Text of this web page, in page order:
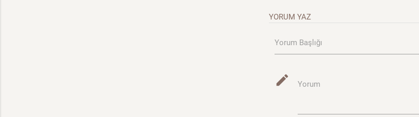
YORUM YAZ
Yorum Başlığı
mode_edit Yorum